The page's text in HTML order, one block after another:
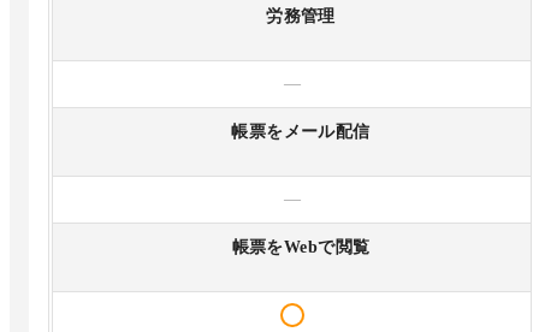
労務管理
—
帳票をメール配信
—
帳票をWebで閲覧